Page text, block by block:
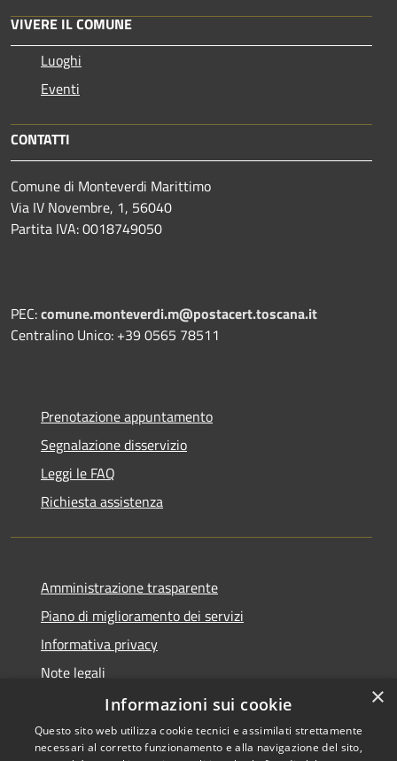
VIVERE IL COMUNE
Luoghi
Eventi
CONTATTI
Comune di Monteverdi Marittimo
Via IV Novembre, 1, 56040
Partita IVA: 0018749050
PEC:comune.monteverdi.m@postacert.toscana.it
Centralino Unico: +39 0565 78511
Prenotazione appuntamento
Segnalazione disservizio
Leggi le FAQ
Richiesta assistenza
Amministrazione trasparente
Piano di miglioramento dei servizi
Informativa privacy
Note legali
Dichiarazione di accessibilità
×
Informazioni sui cookie
Questo sito web utilizza cookie tecnici e assimilati strettamente
necessari al corretto funzionamento e alla navigazione del sito,